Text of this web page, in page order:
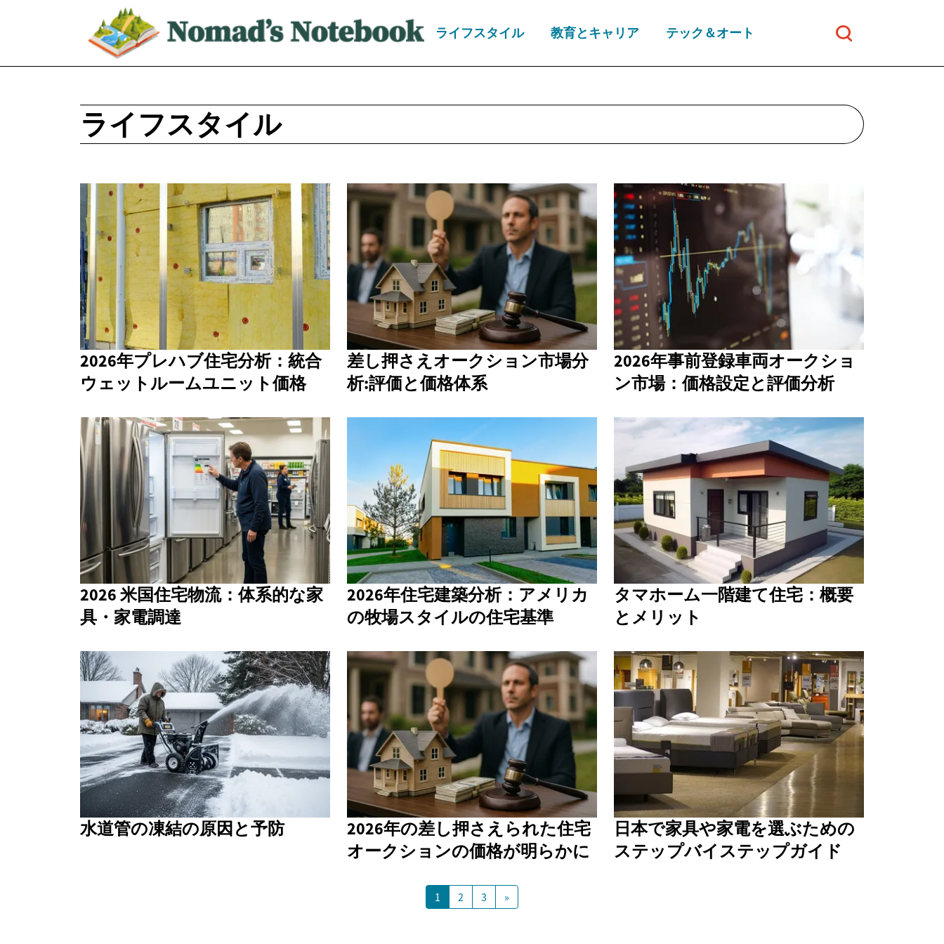
ライフスタイル 教育とキャリア テック＆オート
ライフスタイル
2026年プレハブ住宅分析：統合
ウェットルームユニット価格
差し押さえオークション市場分
析:評価と価格体系
2026年事前登録車両オークショ
ン市場：価格設定と評価分析
2026 米国住宅物流：体系的な家
具・家電調達
2026年住宅建築分析：アメリカ
の牧場スタイルの住宅基準
タマホーム一階建て住宅：概要
とメリット
水道管の凍結の原因と予防
2026年の差し押さえられた住宅
オークションの価格が明らかに
日本で家具や家電を選ぶための
ステップバイステップガイド
1 2 3 »